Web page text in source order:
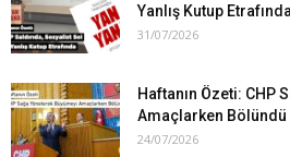
Yanlış Kutup Etrafında
31/07/2026
Haftanın Özeti: CHP
Amaçlarken Bölündü
24/07/2026